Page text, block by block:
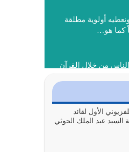
أولوية مطلقة
كما هو…
من خلال القرآن
الصلاة لذكري)
الأول لقائد
السيد عبد الملك الحوثي